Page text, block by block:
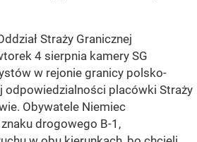
Straży Granicznej
4 sierpnia kamery SG
w rejonie granicy polsko-
odpowiedzialności placówki Straży
Obywatele Niemiec
drogowego B-1,